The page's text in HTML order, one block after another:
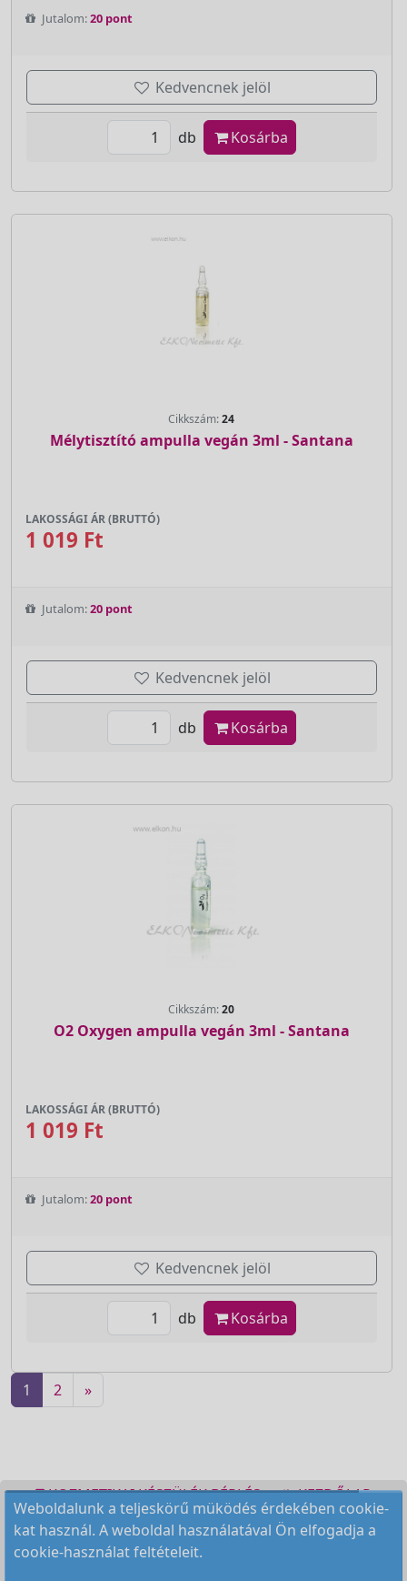
Jutalom:20 pont
Kedvencnek jelöl
db Kosárba
Cikkszám:24
Mélytisztító ampulla vegán 3ml - Santana
LAKOSSÁGI ÁR (BRUTTÓ)
1 019 Ft
Jutalom:20 pont
Kedvencnek jelöl
db Kosárba
Cikkszám:20
O2 Oxygen ampulla vegán 3ml - Santana
LAKOSSÁGI ÁR (BRUTTÓ)
1 019 Ft
Jutalom:20 pont
Kedvencnek jelöl
db Kosárba
1 2 »
KOZMETIKAI KÉSZÜLÉK BÉRLÉS
KEZDŐLAP
ELÉRHETŐSÉG
RENDELÉSI FELTÉTELEK
Copyright © 2009-2026 All Rights Reserved.